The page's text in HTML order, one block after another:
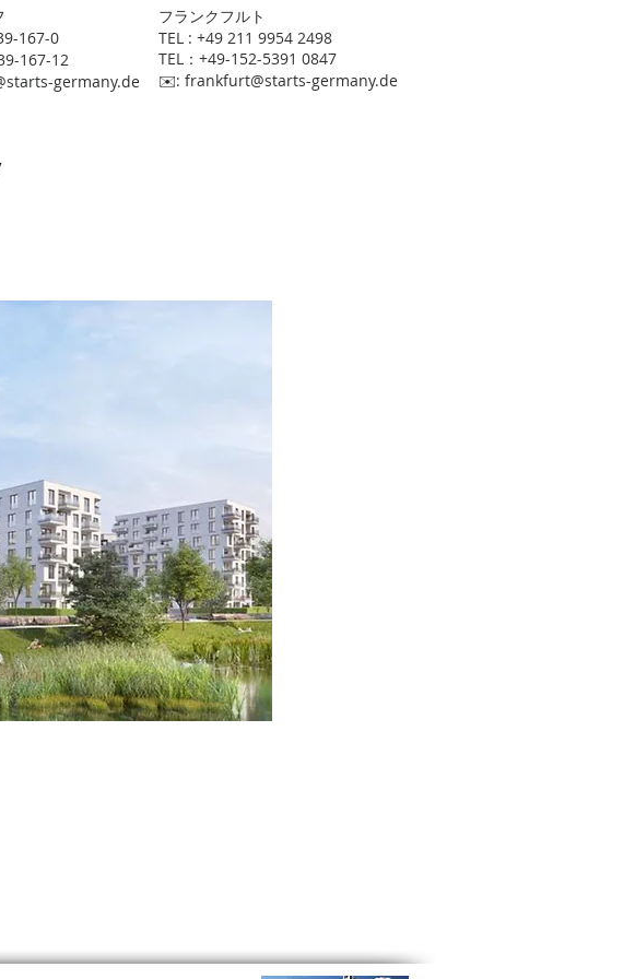
167-0
167-12
germany.de
​フランクフルト
TEL : +49 211 9954 2498
TEL：+49-152-5391 0847
​✉️: frankfurt@starts-germany.de